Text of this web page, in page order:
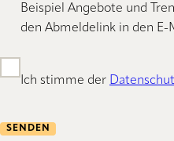
Beispiel Angebote und
den Abmeldelink in den E-
Ich stimme der
SENDEN